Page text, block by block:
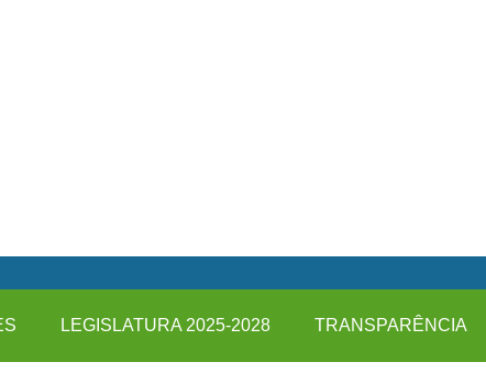
LEGISLATURA 2025-2028 TRANSPARÊNCIA